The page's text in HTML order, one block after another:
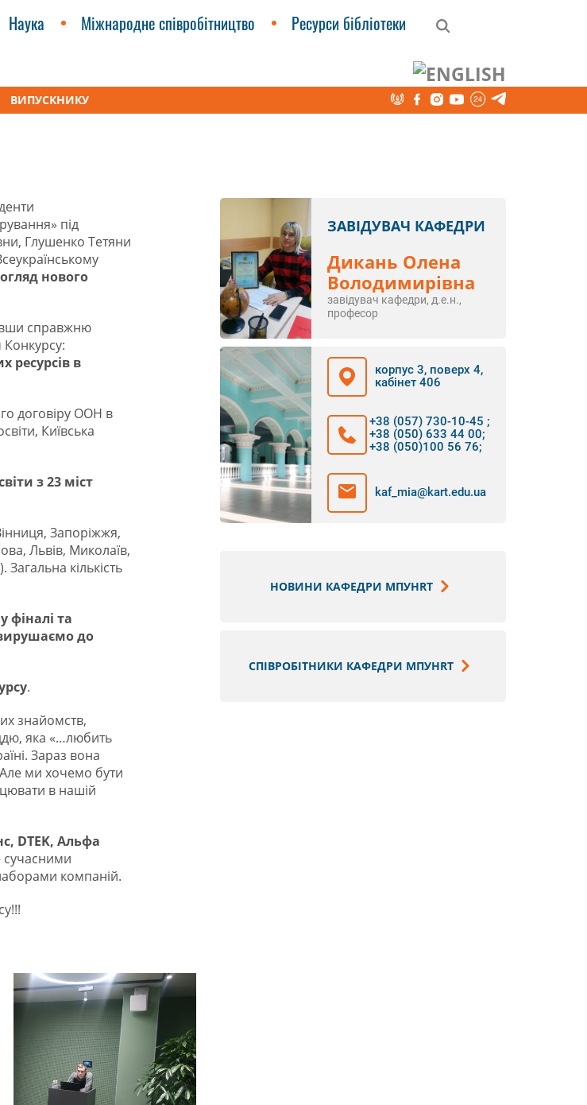
Наука Міжнародне співробітництво Ресурси бібліотеки
ВИПУСКНИКУ
ЗАВІДУВАЧ КАФЕДРИ
Дикань Олена
Володимирівна
завідувач кафедри, д.е.н.,
професор
корпус 3, поверх 4,
кабінет 406
+38 (057) 730-10-45 ;
+38 (050) 633 44 00;
+38 (050)100 56 76;
kaf_mia@kart.edu.ua
НОВИНИ КАФЕДРИ МПУHRТ
СПІВРОБІТНИКИ КАФЕДРИ МПУHRТ
під
Глушенко Тетяни
нового
справжню
ресурсів в
договіру ООН в
Київська
з 23 міст
Запоріжжя,
Львів, Миколаїв,
кількість
фіналі та
до
.
знайомств,
яка «…любить
Зараз вона
ми хочемо бути
в нашій
DTEK, Альфа
компаній.